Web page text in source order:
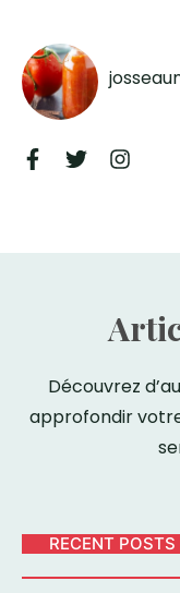
Découvrez
approfondir
RECENT POSTS